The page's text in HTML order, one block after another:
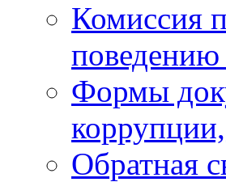
Комиссия
поведению
Формы
Обратная